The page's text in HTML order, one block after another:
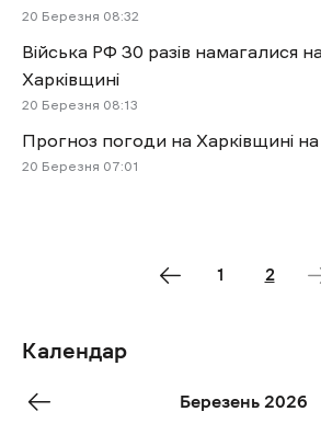
20 Березня 08:32
Війська РФ 30 разів намагалися
Харківщині
20 Березня 08:13
Прогноз погоди на Харківщині
20 Березня 07:01
Календар
Березень 2026
«
Лют
1 2